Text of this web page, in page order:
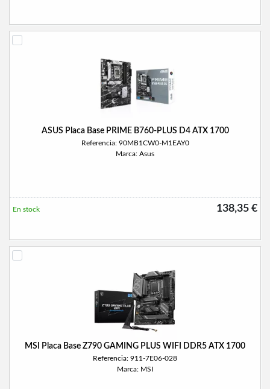
ASUS Placa Base PRIME B760-PLUS D4 ATX 1700
Referencia: 90MB1CW0-M1EAY0
Marca: Asus
138,35 €
En stock
MSI Placa Base Z790 GAMING PLUS WIFI DDR5 ATX 1700
Referencia: 911-7E06-028
Marca: MSI